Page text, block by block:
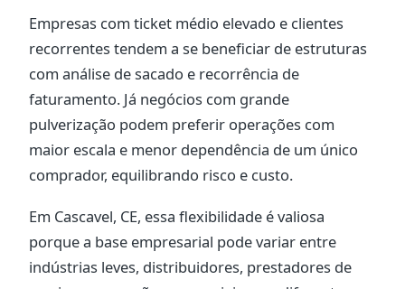
Empresas com ticket médio elevado e clientes
recorrentes tendem a se beneficiar de estruturas
com análise de sacado e recorrência de
faturamento. Já negócios com grande
pulverização podem preferir operações com
maior escala e menor dependência de um único
comprador, equilibrando risco e custo.
Em Cascavel, CE, essa flexibilidade é valiosa
porque a base empresarial pode variar entre
indústrias leves, distribuidores, prestadores de